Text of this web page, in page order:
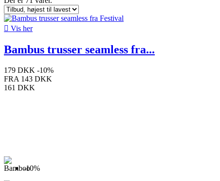
 Vis her
Bambus trusser seamless fra...
179 DKK -10%
FRA 143 DKK
161 DKK
-10%